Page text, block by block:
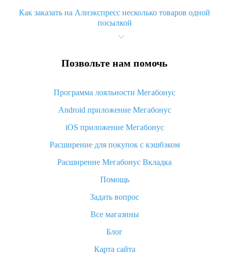
Как заказать на Алиэкспресс несколько товаров одной
посылкой
Что значит статус «Заказ закрыт» на Алиэкспресс и что
Что делать, если Алиэкспресс просит ввести паспортные
Как узнать, куда пришла посылка с Алиэкспресс
Вы отменили заказ на Алиэкспресс, когда вернут деньги?
Что такое баллы на Алиэкспресс, как их получить и
«AliExpress Standard Shipping»: что это за метод доставки и
как его отслеживать
Как покупать оптом на Алиэкспресс
Что делать, если не пришел товар с Алиэкспресс
возврата денег
Позвольте нам помочь
Программа лояльности Мегабонус
Android приложение Мегабонус
iOS приложение Мегабонус
Расширение для покупок с кэшбэком
Расширение Мегабонус Вкладка
Помощь
Задать вопрос
Все магазины
Блог
Карта сайта